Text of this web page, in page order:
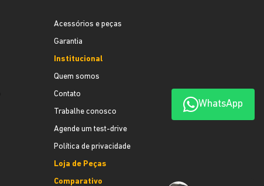
WhatsApp
Acessórios e peças
Garantia
Institucional
Quem somos
Contato
Trabalhe conosco
Agende um test-drive
Política de privacidade
Loja de Peças
Comparativo